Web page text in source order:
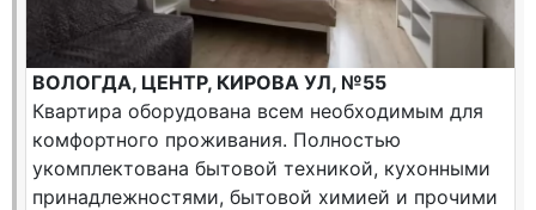
ВОЛОГДА, ЦЕНТР, КИРОВА УЛ, №55
Квартира оборудована всем необходимым для
комфортного проживания. Полностью
укомплектована бытовой техникой, кухонными
принадлежностями, бытовой химией и прочими